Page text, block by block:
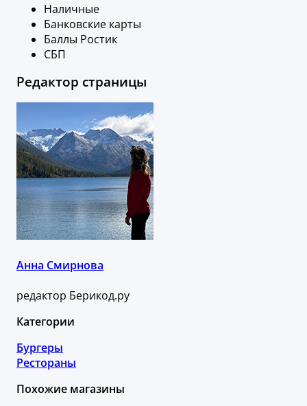
Наличные
Банковские карты
Баллы Ростик
СБП
Редактор страницы
Анна Смирнова
редактор Берикод.ру
Категории
Бургеры
Рестораны
Похожие магазины